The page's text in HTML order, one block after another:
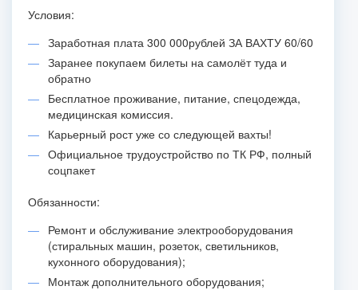
Условия:
Заработная плата 300 000рублей ЗА ВАХТУ 60/60
Заранее покупаем билеты на самолёт туда и
обратно
Бесплатное проживание, питание, спецодежда,
медицинская комиссия.
Карьерный рост уже со следующей вахты!
Официальное трудоустройство по ТК РФ, полный
соцпакет
Обязанности:
Ремонт и обслуживание электрооборудования
(стиральных машин, розеток, светильников,
кухонного оборудования);
Монтаж дополнительного оборудования;